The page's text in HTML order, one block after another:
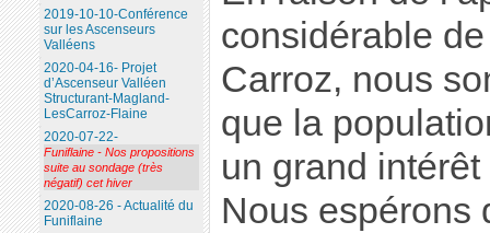
considérable
Carroz, nous
que la
un grand
Nous espérons
2019-10-10-Conférence
sur les Ascenseurs
Valléens
2020-04-16- Projet
d’Ascenseur Valléen
Structurant-Magland-
LesCarroz-Flaine
2020-07-22-
Funiflaine - Nos propositions
suite au sondage (très
négatif) cet hiver
2020-08-26 - Actualité du
Funiflaine